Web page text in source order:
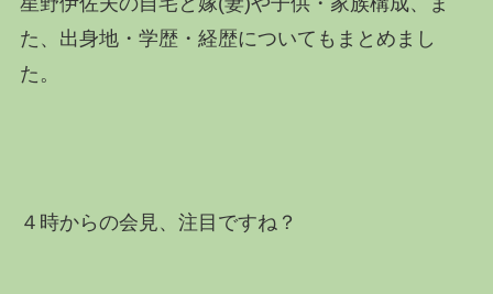
た、出身地・学歴・経歴についてもまとめまし
た。
４時からの会見、注目ですね？